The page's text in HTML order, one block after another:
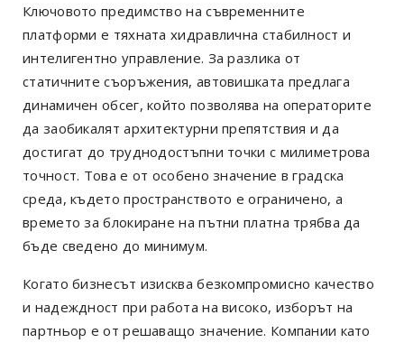
Ключовото предимство на съвременните
платформи е тяхната хидравлична стабилност и
интелигентно управление. За разлика от
статичните съоръжения, автовишката предлага
динамичен обсег, който позволява на операторите
да заобикалят архитектурни препятствия и да
достигат до труднодостъпни точки с милиметрова
точност. Това е от особено значение в градска
среда, където пространството е ограничено, а
времето за блокиране на пътни платна трябва да
бъде сведено до минимум.
Когато бизнесът изисква безкомпромисно качество
и надеждност при работа на високо, изборът на
партньор е от решаващо значение. Компании като